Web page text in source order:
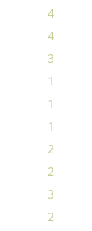
4
4
3
1
1
1
2
2
3
2